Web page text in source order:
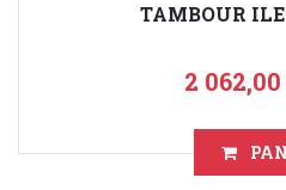
TAMBOUR
2 062,00